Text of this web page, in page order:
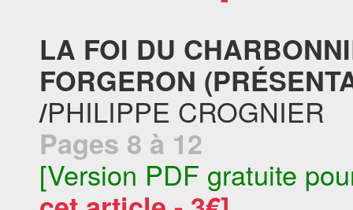
LA FOI DU
FORGERON
/PHILIPPE CROGNIER
Pages 8 à 12
[Version PDF gratuite